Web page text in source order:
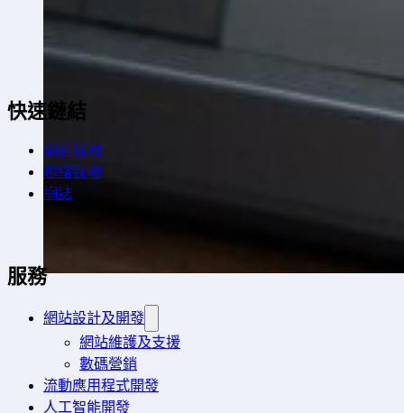
快速鏈結
關於我哋
聯絡我哋
網誌
服務
網站設計及開發
網站維護及支援
數碼營銷
流動應用程式開發
人工智能開發